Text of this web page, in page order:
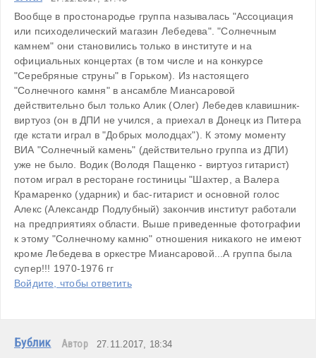
Вообще в простонародье группа называлась "Ассоциация
или психоделический магазин Лебедева". "Солнечным
камнем" они становились только в институте и на
официальных концертах (в том числе и на конкурсе
"Серебряные струны" в Горьком). Из настоящего
"Солнечного камня" в ансамбле Миансаровой
действительно был только Алик (Олег) Лебедев клавишник-
виртуоз (он в ДПИ не учился, а приехал в Донецк из Питера
где кстати играл в "Добрых молодцах"). К этому моменту
ВИА "Солнечный камень" (действительно группа из ДПИ)
уже не было. Водик (Володя Пащенко - виртуоз гитарист)
потом играл в ресторане гостиницы "Шахтер, а Валера
Крамаренко (ударник) и бас-гитарист и основной голос
Алекс (Александр Подлубный) закончив институт работали
на предприятиях области. Выше приведенные фотографии
к этому "Солнечному камню" отношения никакого не имеют
кроме Лебедева в оркестре Миансаровой...А группа была
супер!!! 1970-1976 гг
Войдите, чтобы ответить
Бублик Автор 27.11.2017, 18:34